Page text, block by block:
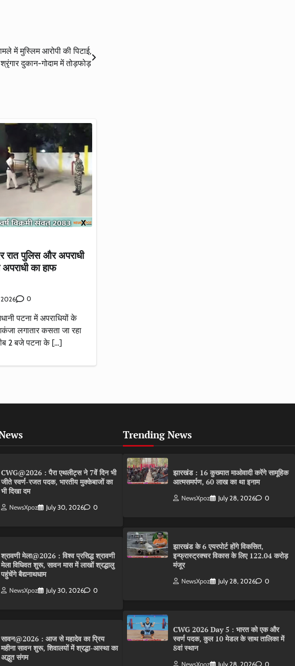
में मुस्लिम आरोपी की पिटाई,
श्रृंगार दुकान-गोदाम में तोड़फोड़
रात पुलिस और अपराधी
का हाफ
2026 0
पटना में अपराधियों के
लगातार कसता जा रहा
2 बजे पटना के […]
CWG@2026 : पैरा एथलीट्स ने 7वें दिन भी
जीते स्वर्ण-रजत पदक, भारतीय मुक्केबाजों का
भी दिखा दम
NewsXpoz July 30, 2026 0
श्रावणी मेला@2026 : विश्व प्रसिद्ध श्रावणी
मेला विधिवत शुरू, सावन मास में लाखों श्रद्धालु
पहुंचेंगे बैद्यनाथधाम
NewsXpoz July 30, 2026 0
सावन@2026 : आज से महादेव का प्रिय
महीना सावन शुरू, शिवालयों में श्रद्धा-आस्था का
अद्भुत संगम
Trending News
झारखंड : 16 कुख्यात माओवादी करेंगे सामूहिक
आत्मसमर्पण, 60 लाख का था इनाम
NewsXpoz July 28, 2026 0
झारखंड के 6 एयरपोर्ट होंगे विकसित,
इन्फ्रास्ट्रक्चर विकास के लिए 122.04 करोड़
मंजूर
NewsXpoz July 28, 2026 0
CWG 2026 Day 5 : भारत को एक और
स्वर्ण पदक, कुल 10 मेडल के साथ तालिका में
8वां स्थान
NewsXpoz July 28, 2026 0